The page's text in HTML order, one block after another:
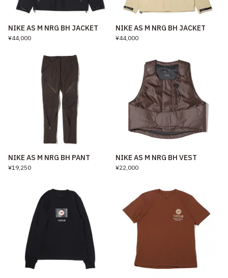
NIKE AS M NRG BH JACKET
¥44,000
NIKE AS M NRG BH JACKET
¥44,000
NIKE AS M NRG BH PANT
¥19,250
NIKE AS M NRG BH VEST
¥22,000